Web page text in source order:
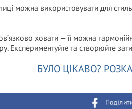
можна використовувати для
ховати — її можна
Експериментуйте та створюйте
БУЛО ЦІКАВО?